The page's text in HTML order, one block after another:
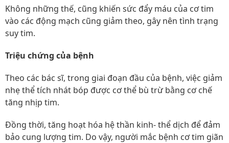
Không những thế, cũng khiến sức đẩy máu của cơ tim
vào các động mạch cũng giảm theo, gây nên tình trạng
suy tim.
Triệu chứng của bệnh
Theo các bác sĩ, trong giai đoạn đầu của bệnh, việc giảm
nhẹ thể tích nhát bóp được cơ thể bù trừ bằng cơ chế
tăng nhịp tim.
Đồng thời, tăng hoạt hóa hệ thần kinh- thể dịch để đảm
bảo cung lượng tim. Do vậy, người mắc bệnh cơ tim giãn